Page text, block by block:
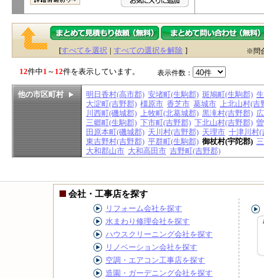
[すべてを選択 | すべての選択を解除 ] ※問
12件中1 ～ 12件を表示しています。 表示件数：
他の市区町村 明日香村(高市郡) 安堵町(生駒郡) 斑鳩町(生駒郡)
大淀町(吉野郡) 橿原市 香芝市 葛城市 上北山村(吉
川西町(磯城郡) 上牧町(北葛城郡) 黒滝村(吉野郡)
三郷町(生駒郡) 下市町(吉野郡) 下北山村(吉野郡)
田原本町(磯城郡) 天川村(吉野郡) 天理市 十津川村(
東吉野村(吉野郡) 平群町(生駒郡) 御杖村(宇陀郡)
大和郡山市 大和高田市 吉野町(吉野郡)
会社・工事店を探す
リフォーム会社を探す
水まわり修理会社を探す
ハウスクリーニング会社を探す
リノベーション会社を探す
空調・エアコン工事店を探す
造園・ガーデニング会社を探す